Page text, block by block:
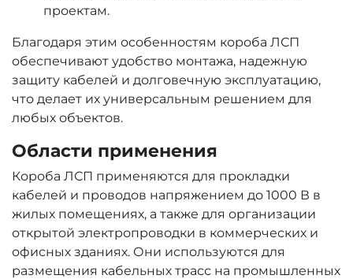
проектам.
Благодаря этим особенностям короба ЛСП
обеспечивают удобство монтажа, надежную
защиту кабелей и долговечную эксплуатацию,
что делает их универсальным решением для
любых объектов.
Области применения
Короба ЛСП применяются для прокладки
кабелей и проводов напряжением до 1000 В в
жилых помещениях, а также для организации
открытой электропроводки в коммерческих и
офисных зданиях. Они используются для
размещения кабельных трасс на промышленных